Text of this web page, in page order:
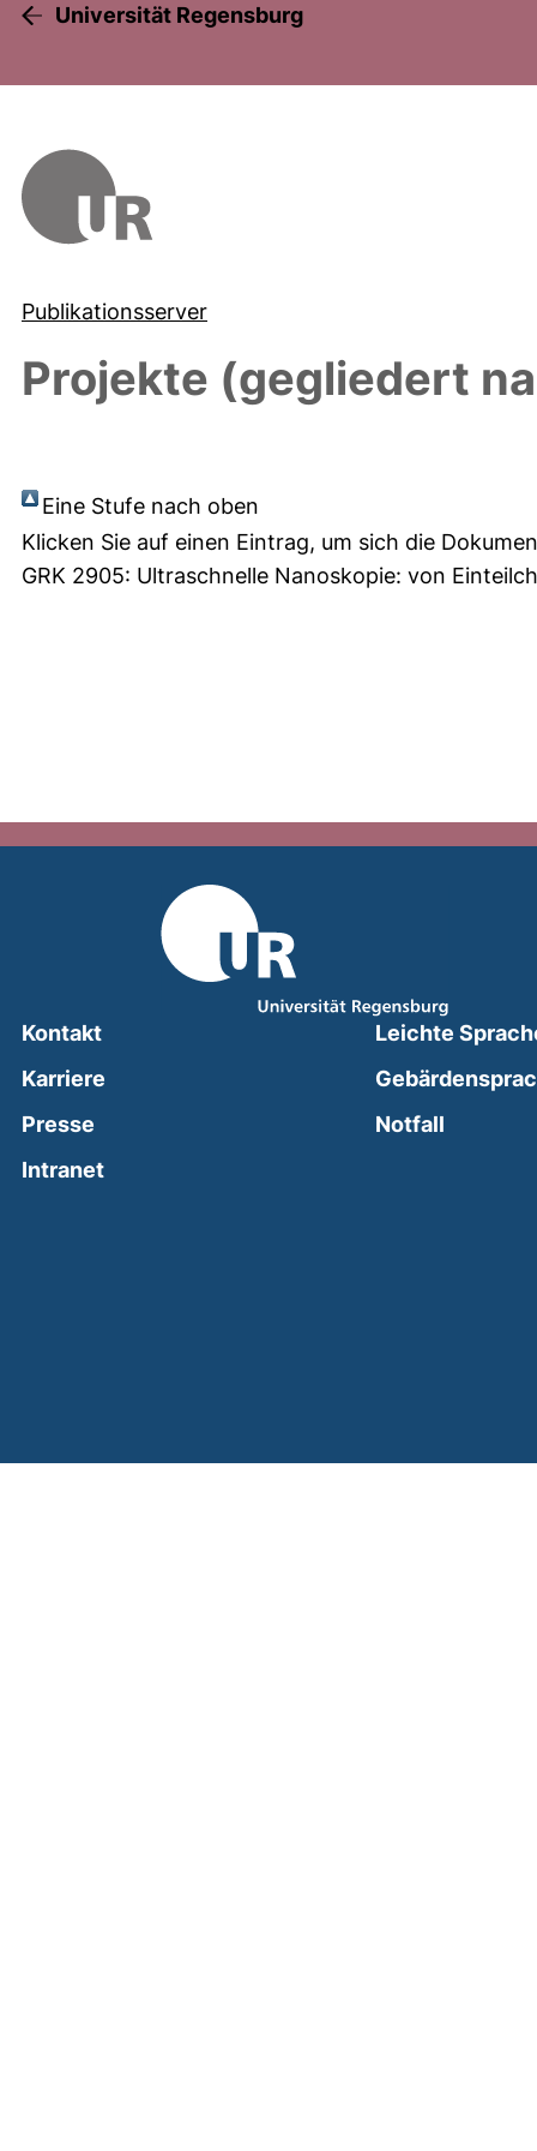
Universität Regensburg
Publikationsserver
Projekte (gegliedert
Eine Stufe nach oben
Klicken Sie auf einen Eintrag, um sich die
GRK 2905: Ultraschnelle Nanoskopie: von
Kontakt
Karriere
Presse
Intranet(external link, opens in a new window)
Leichte
Notfall